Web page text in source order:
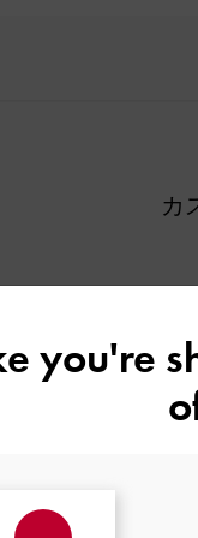
カ
ご感
you're